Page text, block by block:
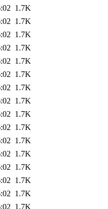
1.7K
1.7K
1.7K
1.7K
1.7K
1.7K
1.7K
1.7K
1.7K
1.7K
1.7K
1.7K
1.7K
1.7K
1.7K
1.7K